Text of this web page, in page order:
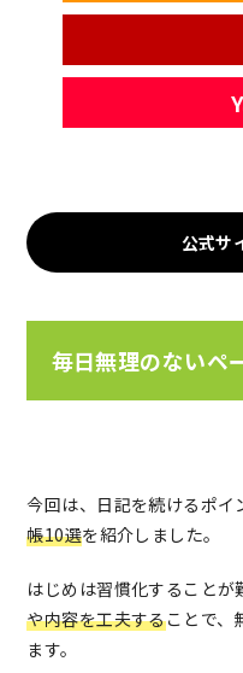
公式サ
毎日無理のないペ
今回は、日記を続けるポイ
帳10選を紹介しました。
はじめは習慣化することが
や内容を工夫することで、
ます。